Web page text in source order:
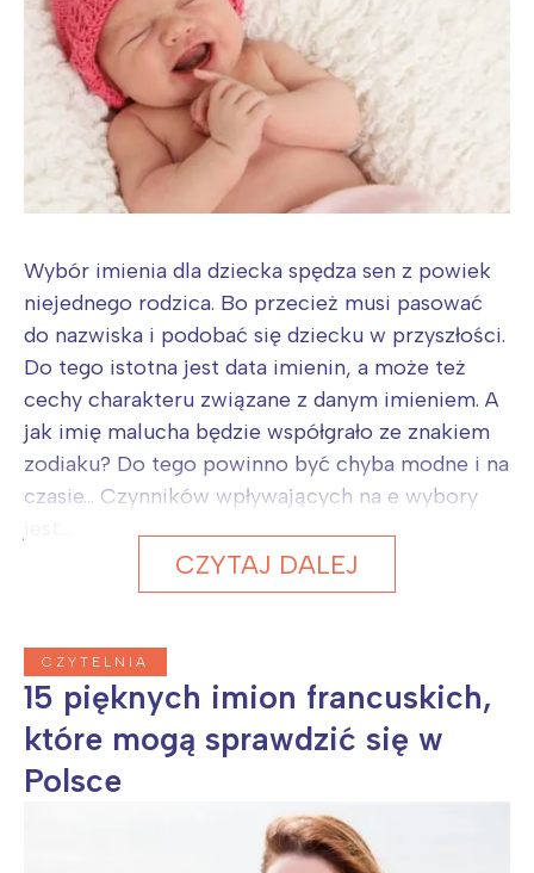
Wybór imienia dla dziecka spędza sen z powiek
niejednego rodzica. Bo przecież musi pasować
do nazwiska i podobać się dziecku w przyszłości.
Do tego istotna jest data imienin, a może też
cechy charakteru związane z danym imieniem. A
jak imię malucha będzie współgrało ze znakiem
zodiaku? Do tego powinno być chyba modne i na
czasie… Czynników wpływających na e wybory
CZYTAJ DALEJ
CZYTELNIA
15 pięknych imion francuskich,
które mogą sprawdzić się w
Polsce